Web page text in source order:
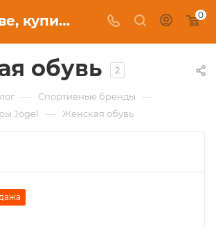
в Москве, купить в интернет-магазине c бесплатной доставкой 0
обувь 2
— Спортивные бренды —
Jögel — Женская обувь